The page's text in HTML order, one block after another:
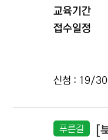
교육기간
접수일정
신청 : 19/30
푸른길 [